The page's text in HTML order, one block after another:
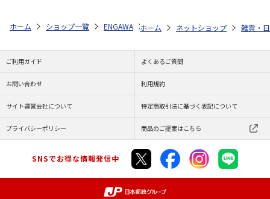
ホーム ショップ一覧 ENGAWA 『ジョジョの奇妙な冒険 スターダス
ホーム ネットショップ 雑貨・
ご利用ガイド よくあるご質問
お問い合わせ 利用規約
サイト運営会社について 特定商取引法に基づく表記について
プライバシーポリシー 商品のご提案はこちら
SNSでお得な情報発信中